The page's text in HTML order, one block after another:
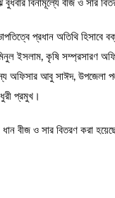
বিনামূল্যে বীজ ও সার
প্রধান অতিথি হিসাবে
ইসলাম, কৃষি সম্প্রসারণ
অফিসার আবু সাঈদ, উপজেলা
প্রমুখ।
বীজ ও সার বিতরণ করা